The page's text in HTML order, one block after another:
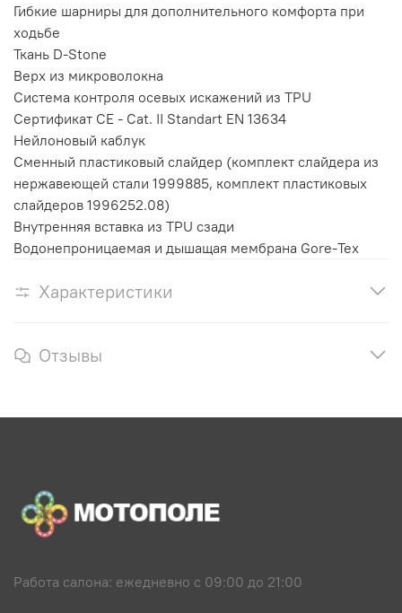
Гибкие шарниры для дополнительного комфорта при
ходьбе
Ткань D-Stone
Верх из микроволокна
Система контроля осевых искажений из TPU
Сертификат CE - Cat. II Standart EN 13634
Нейлоновый каблук
Сменный пластиковый слайдер (комплект слайдера из
нержавеющей стали 1999885, комплект пластиковых
слайдеров 1996252.08)
Внутренняя вставка из TPU сзади
Водонепроницаемая и дышащая мембрана Gore-Tex
Характеристики
Отзывы
Работа салона: ежедневно с 09:00 до 21:00